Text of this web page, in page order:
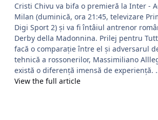
Cristi Chivu va bifa o premieră la Inter -
Milan (duminică, ora 21:45, televizare
Digi Sport 2) și va fi întâiul antrenor
Derby della Madonnina. Prilej pentru
facă o comparație între el și adversarul
tehnică a rossonerilor, Massimiliano
există o diferență imensă de experiență.
View the full article